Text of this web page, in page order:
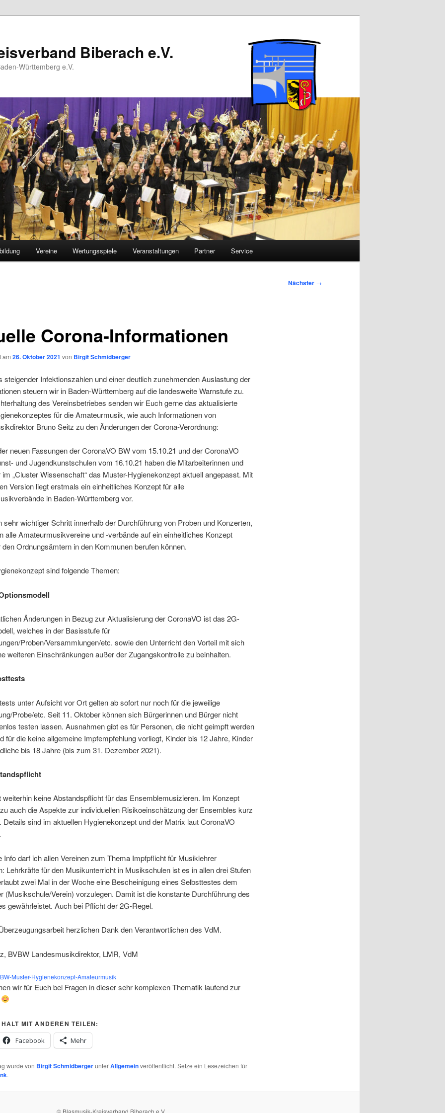
Biberach e.V.
Württemberg e.V.
Vereine Wertungsspiele Veranstaltungen Partner Service
Nächster →
Corona-Informationen
am 26. Oktober 2021 von Birgit Schmidberger
steigender Infektionszahlen und einer deutlich zunehmenden Auslastung der
steuern wir in Baden-Württemberg auf die landesweite Warnstufe zu.
des Vereinsbetriebes senden wir Euch gerne das aktualisierte
für die Amateurmusik, wie auch Informationen von
Bruno Seitz zu den Änderungen der Corona-Verordnung:
neuen Fassungen der CoronaVO BW vom 15.10.21 und der CoronaVO
und Jugendkunstschulen vom 16.10.21 haben die Mitarbeiterinnen und
im „Cluster Wissenschaft“ das Muster-Hygienekonzept aktuell angepasst. Mit
Version liegt erstmals ein einheitliches Konzept für alle
in Baden-Württemberg vor.
sehr wichtiger Schritt innerhalb der Durchführung von Proben und Konzerten,
alle Amateurmusikvereine und -verbände auf ein einheitliches Konzept
den Ordnungsämtern in den Kommunen berufen können.
sind folgende Themen:
Änderungen in Bezug zur Aktualisierung der CoronaVO ist das 2G-
welches in der Basisstufe für
Proben/Versammlungen/etc. sowie den Unterricht den Vorteil mit sich
weiteren Einschränkungen außer der Zugangskontrolle zu beinhalten.
unter Aufsicht vor Ort gelten ab sofort nur noch für die jeweilige
Probe/etc. Seit 11. Oktober können sich Bürgerinnen und Bürger nicht
testen lassen. Ausnahmen gibt es für Personen, die nicht geimpft werden
für die keine allgemeine Impfempfehlung vorliegt, Kinder bis 12 Jahre, Kinder
bis 18 Jahre (bis zum 31. Dezember 2021).
weiterhin keine Abstandspflicht für das Ensemblemusizieren. Im Konzept
auch die Aspekte zur individuellen Risikoeinschätzung der Ensembles kurz
Details sind im aktuellen Hygienekonzept und der Matrix laut CoronaVO
Info darf ich allen Vereinen zum Thema Impfpflicht für Musiklehrer
Lehrkräfte für den Musikunterricht in Musikschulen ist es in allen drei Stufen
zwei Mal in der Woche eine Bescheinigung eines Selbsttestes dem
(Musikschule/Verein) vorzulegen. Damit ist die konstante Durchführung des
gewährleistet. Auch bei Pflicht der 2G-Regel.
herzlichen Dank den Verantwortlichen des VdM.
BVBW Landesmusikdirektor, LMR, VdM
Muster-Hygienekonzept-Amateurmusik
wir für Euch bei Fragen in dieser sehr komplexen Thematik laufend zur
MIT ANDEREN TEILEN:
Facebook Mehr
wurde von Birgit SchmidbergerunterAllgemeinveröffentlicht. Setze ein Lesezeichen für
.
© Blasmusik-Kreisverband Biberach e.V.